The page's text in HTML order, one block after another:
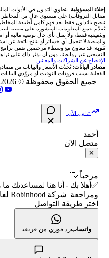
اكس تي بي XTB
انتراكتيف بروكرز IBKR
شركات تداول في الأردن
شركات تداول في العراق
شركات تداول في فلسطين
🇶🇦 بورصة قطر
🇯🇴 بورصة عمّان
🇧🇭 بورصة البحرين
فلتر الأسهم الشرعي
📋 جميع الأسهم
🕌 الأسهم الحلال
👨‍🏫 العلماء والهيئات
📊 حاسبة قيمة النقطة
💰 حاسبة ربح الفوركس
📌 حاسبة النقاط المحورية
📏 حاسبة حجم المركز
📈 حاسبة عائد التداول
📊 حاسبة الربح التراكمي
🧮 حاسبة متوسط سعر
📅 التقويم الاقتصادي
🕐 أوقات عمل السوق
🇺🇸 متى يفتح السوق الأمريكي؟
✍️ اكتب تحليلك
🥇 سعر الذهب اليوم
🥇 أسعار الذهب والمعادن
💱 أسعار العملات
💵 سعر الريال السعودي
📅 المؤشرات الاقتصادية
من نحن
تواصل معنا
فريق المؤلفين
مقالات تعليمية
سياسة تقييم الشركات
الإبلاغ عن شركة نصابة
شروط الاستخدام
سياسة الخصوصية
إخلاء المسؤولية: ينطوي التداول في الأدوات
مقابل الفروقات) على مستوى عالٍ من المخاطر
ننصح بالتداول فقط بعد فهم كامل لطبيعة
تُقدَّم جميع المعلومات المنشورة على منصة البيت
وتثقيفية فقط، ولا تمثل بأي حال توصية مالية أو
والمنصة لا تتحمل أي خسائر أو نتائج ناتجة عن
تنويه: قد نتعاون مع وسطاء مرخصين ضمن
التسجيل عبر روابطنا، دون أن يؤثر ذلك على نزاهة
الإفصاح عن الشراكات والمعلنين
مصادر البيانات: تُحدَّث الأسعار والبيانات من
الفعلية بسبب فروقات التوقيت أو مزوّدي البيانات.
جميع الحقوق محفوظة © 2026 البيت العربي ·
تداول الآن
أحمد
متصل الآن
✕
مرحباً 👋
✅أهلا بك - أنا هنا لمساعدتك
ومراجعة شركة Robinhood لعام 2026؟
اختر طريقة التواصل
واتسابرد فوري من فريقنا